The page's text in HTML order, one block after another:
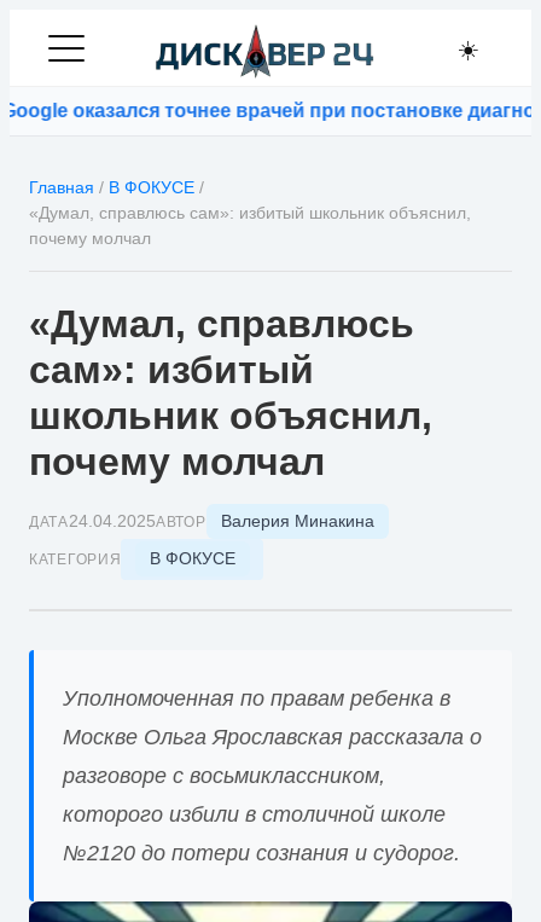
☀️
оказался точнее врачей при постановке
Главная / В ФОКУСЕ /
«Думал, справлюсь сам»: избитый школьник объяснил,
почему молчал
«Думал, справлюсь
сам»: избитый
школьник объяснил,
почему молчал
ДАТА24.04.2025АВТОР Валерия Минакина
КАТЕГОРИЯ В ФОКУСЕ
Уполномоченная по правам ребенка в
Москве Ольга Ярославская рассказала о
разговоре с восьмиклассником,
которого избили в столичной школе
№2120 до потери сознания и судорог.